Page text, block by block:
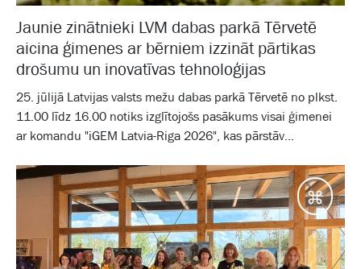
Jaunie zinātnieki LVM dabas parkā Tērvetē
aicina ģimenes ar bērniem izzināt pārtikas
drošumu un inovatīvas tehnoloģijas
25. jūlijā Latvijas valsts mežu dabas parkā Tērvetē no plkst.
11.00 līdz 16.00 notiks izglītojošs pasākums visai ģimenei
ar komandu "iGEM Latvia-Riga 2026", kas pārstāv...